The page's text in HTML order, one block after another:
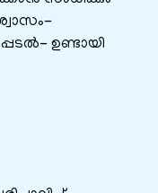
ഉണ്ടായി